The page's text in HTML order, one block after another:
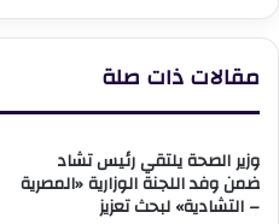
بين
مقالات ذات صلة
وزير الصحة يلتقي رئيس تشاد
ضمن وفد اللجنة الوزارية «المصرية
– التشادية» لبحث تعزيز